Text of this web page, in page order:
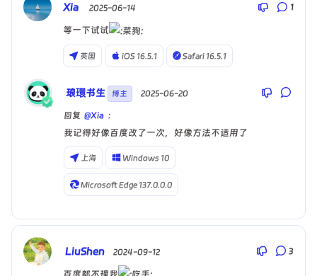
Xia 2025-06-14 1
等一下试试
英国 iOS 16.5.1 Safari 16.5.1
琅環书生 博主 2025-06-20
回复 @Xia :
我记得好像百度改了一次，好像方法不适用了
上海 Windows 10
Microsoft Edge 137.0.0.0
LiuShen 2024-09-12 3